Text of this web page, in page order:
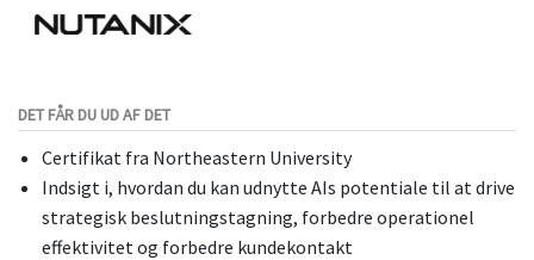
DET FÅR DU UD AF DET
Certifikat fra Northeastern University
Indsigt i, hvordan du kan udnytte AIs potentiale til at drive
strategisk beslutningstagning, forbedre operationel
effektivitet og forbedre kundekontakt